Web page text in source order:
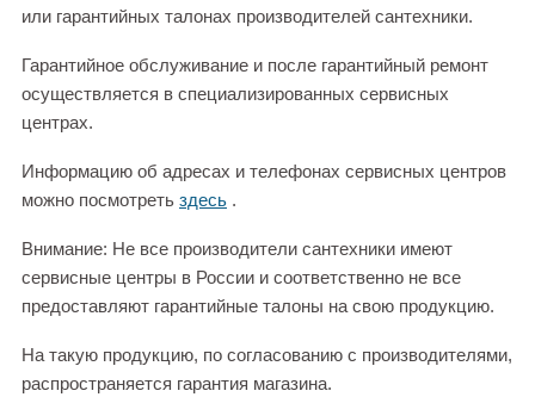
или гарантийных талонах производителей сантехники.
Гарантийное обслуживание и после гарантийный ремонт
осуществляется в специализированных сервисных
центрах.
Информацию об адресах и телефонах сервисных центров
можно посмотреть здесь .
Внимание: Не все производители сантехники имеют
сервисные центры в России и соответственно не все
предоставляют гарантийные талоны на свою продукцию.
На такую продукцию, по согласованию с производителями,
распространяется гарантия магазина.